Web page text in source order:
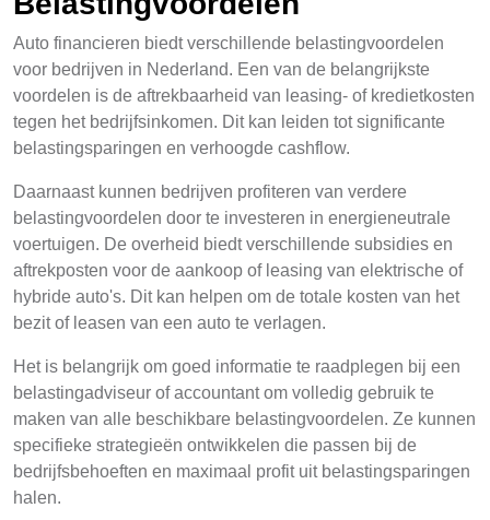
Auto financieren biedt verschillende belastingvoordelen
voor bedrijven in Nederland. Een van de belangrijkste
voordelen is de aftrekbaarheid van leasing- of kredietkosten
tegen het bedrijfsinkomen. Dit kan leiden tot significante
belastingsparingen en verhoogde cashflow.
Daarnaast kunnen bedrijven profiteren van verdere
belastingvoordelen door te investeren in energieneutrale
voertuigen. De overheid biedt verschillende subsidies en
aftrekposten voor de aankoop of leasing van elektrische of
hybride auto's. Dit kan helpen om de totale kosten van het
bezit of leasen van een auto te verlagen.
Het is belangrijk om goed informatie te raadplegen bij een
belastingadviseur of accountant om volledig gebruik te
maken van alle beschikbare belastingvoordelen. Ze kunnen
specifieke strategieën ontwikkelen die passen bij de
bedrijfsbehoeften en maximaal profit uit belastingsparingen
halen.